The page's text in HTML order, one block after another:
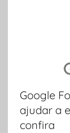
Google
ajudar a
confira